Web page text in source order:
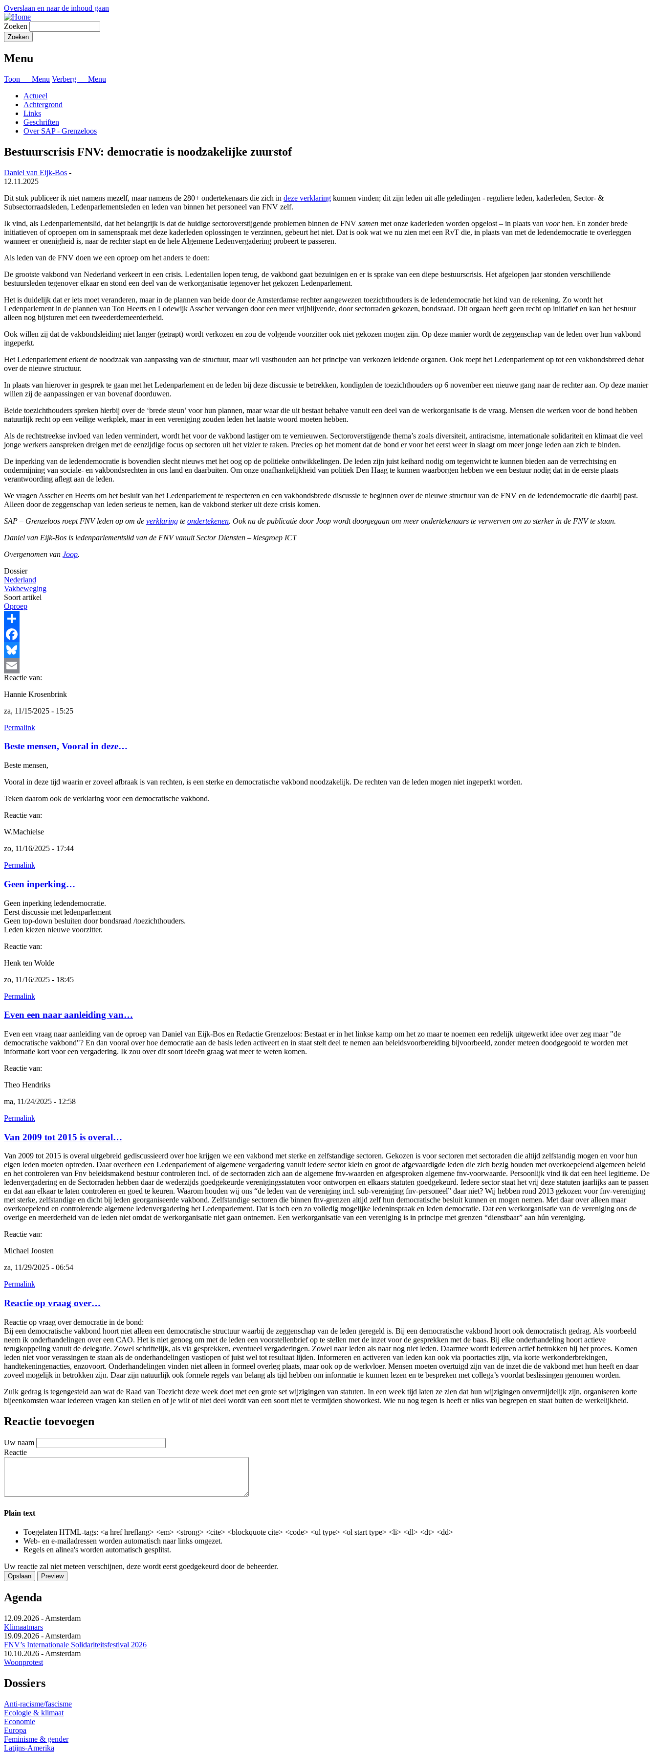
Overslaan en naar de inhoud gaan
Zoeken
Menu
Toon — Menu Verberg — Menu
Actueel
Achtergrond
Links
Geschriften
Over SAP - Grenzeloos
Bestuurscrisis FNV: democratie is noodzakelijke zuurstof
Daniel van Eijk-Bos -
12.11.2025
Dit stuk publiceer ik niet namens mezelf, maar namens de 280+ ondertekenaars die zich in deze verklaring kunnen vinden; dit zijn leden uit alle geledingen - reguliere leden, kaderleden, Sector- &
Subsectorraadsleden, Ledenparlementsleden en leden van binnen het personeel van FNV zelf.
Ik vind, als Ledenparlementslid, dat het belangrijk is dat de huidige sectoroverstijgende problemen binnen de FNV samen met onze kaderleden worden opgelost – in plaats van voorhen. En zonder brede
initiatieven of oproepen om in samenspraak met deze kaderleden oplossingen te verzinnen, gebeurt het niet. Dat is ook wat we nu zien met een RvT die, in plaats van met de ledendemocratie te overleggen
wanneer er onenigheid is, naar de rechter stapt en de hele Algemene Ledenvergadering probeert te passeren.
Als leden van de FNV doen we een oproep om het anders te doen:
De grootste vakbond van Nederland verkeert in een crisis. Ledentallen lopen terug, de vakbond gaat bezuinigen en er is sprake van een diepe bestuurscrisis. Het afgelopen jaar stonden verschillende
bestuursleden tegenover elkaar en stond een deel van de werkorganisatie tegenover het gekozen Ledenparlement.
Het is duidelijk dat er iets moet veranderen, maar in de plannen van beide door de Amsterdamse rechter aangewezen toezichthouders is de ledendemocratie het kind van de rekening. Zo wordt het
Ledenparlement in de plannen van Ton Heerts en Lodewijk Asscher vervangen door een meer vrijblijvende, door sectorraden gekozen, bondsraad. Dit orgaan heeft geen recht op initiatief en kan het bestuur
alleen nog bijsturen met een tweederdemeerderheid.
Ook willen zij dat de vakbondsleiding niet langer (getrapt) wordt verkozen en zou de volgende voorzitter ook niet gekozen mogen zijn. Op deze manier wordt de zeggenschap van de leden over hun vakbond
ingeperkt.
Het Ledenparlement erkent de noodzaak van aanpassing van de structuur, maar wil vasthouden aan het principe van verkozen leidende organen. Ook roept het Ledenparlement op tot een vakbondsbreed debat
over de nieuwe structuur.
In plaats van hierover in gesprek te gaan met het Ledenparlement en de leden bij deze discussie te betrekken, kondigden de toezichthouders op 6 november een nieuwe gang naar de rechter aan. Op deze manier
willen zij de aanpassingen er van bovenaf doorduwen.
Beide toezichthouders spreken hierbij over de ‘brede steun’ voor hun plannen, maar waar die uit bestaat behalve vanuit een deel van de werkorganisatie is de vraag. Mensen die werken voor de bond hebben
natuurlijk recht op een veilige werkplek, maar in een vereniging zouden leden het laatste woord moeten hebben.
Als de rechtstreekse invloed van leden vermindert, wordt het voor de vakbond lastiger om te vernieuwen. Sectoroverstijgende thema’s zoals diversiteit, antiracisme, internationale solidariteit en klimaat die veel
jonge werkers aanspreken dreigen met de eenzijdige focus op sectoren uit het vizier te raken. Precies op het moment dat de bond er voor het eerst weer in slaagt om meer jonge leden aan zich te binden.
De inperking van de ledendemocratie is bovendien slecht nieuws met het oog op de politieke ontwikkelingen. De leden zijn juist keihard nodig om tegenwicht te kunnen bieden aan de verrechtsing en
ondermijning van sociale- en vakbondsrechten in ons land en daarbuiten. Om onze onafhankelijkheid van politiek Den Haag te kunnen waarborgen hebben we een bestuur nodig dat in de eerste plaats
verantwoording aflegt aan de leden.
We vragen Asscher en Heerts om het besluit van het Ledenparlement te respecteren en een vakbondsbrede discussie te beginnen over de nieuwe structuur van de FNV en de ledendemocratie die daarbij past.
Alleen door de zeggenschap van leden serieus te nemen, kan de vakbond sterker uit deze crisis komen.
SAP – Grenzeloos roept FNV leden op om de verklaring te ondertekenen. Ook na de publicatie door Joop wordt doorgegaan om meer ondertekenaars te verwerven om zo sterker in de FNV te staan.
Daniel van Eijk-Bos is ledenparlementslid van de FNV vanuit Sector Diensten – kiesgroep ICT
Overgenomen van Joop.
Dossier
Nederland
Vakbeweging
Soort artikel
Oproep
Share
Facebook
Bluesky
Email
Reactie van:
Hannie Krosenbrink
za, 11/15/2025 - 15:25
Permalink
Beste mensen, Vooral in deze…
Beste mensen,
Vooral in deze tijd waarin er zoveel afbraak is van rechten, is een sterke en democratische vakbond noodzakelijk. De rechten van de leden mogen niet ingeperkt worden.
Teken daarom ook de verklaring voor een democratische vakbond.
Reactie van:
W.Machielse
zo, 11/16/2025 - 17:44
Permalink
Geen inperking…
Geen inperking ledendemocratie.
Eerst discussie met ledenparlement
Geen top-down besluiten door bondsraad /toezichthouders.
Leden kiezen nieuwe voorzitter.
Reactie van:
Henk ten Wolde
zo, 11/16/2025 - 18:45
Permalink
Even een naar aanleiding van…
Even een vraag naar aanleiding van de oproep van Daniel van Eijk-Bos en Redactie Grenzeloos: Bestaat er in het linkse kamp om het zo maar te noemen een redelijk uitgewerkt idee over zeg maar "de
democratische vakbond"? En dan vooral over hoe democratie aan de basis leden activeert en in staat stelt deel te nemen aan beleidsvoorbereiding bijvoorbeeld, zonder meteen doodgegooid te worden met
informatie kort voor een vergadering. Ik zou over dit soort ideeën graag wat meer te weten komen.
Reactie van:
Theo Hendriks
ma, 11/24/2025 - 12:58
Permalink
Van 2009 tot 2015 is overal…
Van 2009 tot 2015 is overal uitgebreid gediscussieerd over hoe krijgen we een vakbond met sterke en zelfstandige sectoren. Gekozen is voor sectoren met sectoraden die altijd zelfstandig mogen en voor hun
eigen leden moeten optreden. Daar overheen een Ledenparlement of algemene vergadering vanuit iedere sector klein en groot de afgevaardigde leden die zich bezig houden met overkoepelend algemeen beleid
en het controleren van Fnv beleidsmakend bestuur controleren incl. of de sectorraden zich aan de algemene fnv-waarden en afgesproken algemene fnv-voorwaarde. Persoonlijk vind ik dat een heel legitieme. De
ledenvergadering en de Sectorraden hebben daar de wederzijds goedgekeurde verenigingsstatuten voor ontworpen en elkaars statuten goedgekeurd. Iedere sector staat het vrij deze statuten jaarlijks aan te passen
en dat aan elkaar te laten controleren en goed te keuren. Waarom houden wij ons “de leden van de vereniging incl. sub-vereniging fnv-personeel” daar niet? Wij hebben rond 2013 gekozen voor fnv-vereniging
met sterke, zelfstandige en dicht bij leden georganiseerde vakbond. Zelfstandige sectoren die binnen fnv-grenzen altijd zelf hun democratische besluit kunnen en mogen nemen. Met daar over alleen maar
overkoepelend en controlerende algemene ledenvergadering het Ledenparlement. Dat is toch een zo volledig mogelijke ledeninspraak en leden democratie. Dat een werkorganisatie van de vereniging ons de
overige en meerderheid van de leden niet omdat de werkorganisatie niet gaan ontnemen. Een werkorganisatie van een vereniging is in principe met grenzen “dienstbaar” aan hún vereniging.
Reactie van:
Michael Joosten
za, 11/29/2025 - 06:54
Permalink
Reactie op vraag over…
Reactie op vraag over democratie in de bond:
Bij een democratische vakbond hoort niet alleen een democratische structuur waarbij de zeggenschap van de leden geregeld is. Bij een democratische vakbond hoort ook democratisch gedrag. Als voorbeeld
neem ik onderhandelingen over een CAO. Het is niet genoeg om met de leden een voorstellenbrief op te stellen met de inzet voor de gesprekken met de baas. Bij elke onderhandeling hoort actieve
terugkoppeling vanuit de delegatie. Zowel schriftelijk, als via gesprekken, eventueel vergaderingen. Zowel naar leden als naar nog niet leden. Daarmee wordt iedereen actief betrokken bij het proces. Komen
leden niet voor verassingen te staan als de onderhandelingen vastlopen of juist wel tot resultaat lijden. Informeren en activeren van leden kan ook via poortacties zijn, via korte werkonderbrekingen,
handtekeningenacties, enzovoort. Onderhandelingen vinden niet alleen in formeel overleg plaats, maar ook op de werkvloer. Mensen moeten overtuigd zijn van de inzet die de vakbond met hun heeft en daar
zoveel mogelijk in betrokken zijn. Daar zijn natuurlijk ook formele regels van belang als tijd hebben om informatie te kunnen lezen en te bespreken met collega’s voordat beslissingen genomen worden.
Zulk gedrag is tegengesteld aan wat de Raad van Toezicht deze week doet met een grote set wijzigingen van statuten. In een week tijd laten ze zien dat hun wijzigingen onvermijdelijk zijn, organiseren korte
bijeenkomsten waar iedereen vragen kan stellen en of je wilt of niet deel wordt van een soort niet te vermijden showorkest. Wie nu nog tegen is heeft er niks van begrepen en staat buiten de werkelijkheid.
Reactie toevoegen
Uw naam
Reactie
Plain text
Toegelaten HTML-tags: <a href hreflang> <em> <strong> <cite> <blockquote cite> <code> <ul type> <ol start type> <li> <dl> <dt> <dd>
Web- en e-mailadressen worden automatisch naar links omgezet.
Regels en alinea's worden automatisch gesplitst.
Uw reactie zal niet meteen verschijnen, deze wordt eerst goedgekeurd door de beheerder.
Agenda
12.09.2026 - Amsterdam
Klimaatmars
19.09.2026 - Amsterdam
FNV’s Internationale Solidariteitsfestival 2026
10.10.2026 - Amsterdam
Woonprotest
Dossiers
Anti-racisme/fascisme
Ecologie & klimaat
Economie
Europa
Feminisme & gender
Latijns-Amerika